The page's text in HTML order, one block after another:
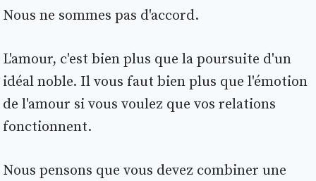
Nous ne sommes pas d'accord.
L'amour, c'est bien plus que la poursuite d'un
idéal noble. Il vous faut bien plus que l'émotion
de l'amour si vous voulez que vos relations
fonctionnent.
Nous pensons que vous devez combiner une